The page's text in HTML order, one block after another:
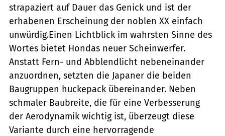
strapaziert auf Dauer das Genick und ist der
erhabenen Erscheinung der noblen XX einfach
unwürdig.Einen Lichtblick im wahrsten Sinne des
Wortes bietet Hondas neuer Scheinwerfer.
Anstatt Fern- und Abblendlicht nebeneinander
anzuordnen, setzten die Japaner die beiden
Baugruppen huckepack übereinander. Neben
schmaler Baubreite, die für eine Verbesserung
der Aerodynamik wichtig ist, überzeugt diese
Variante durch eine hervorragende